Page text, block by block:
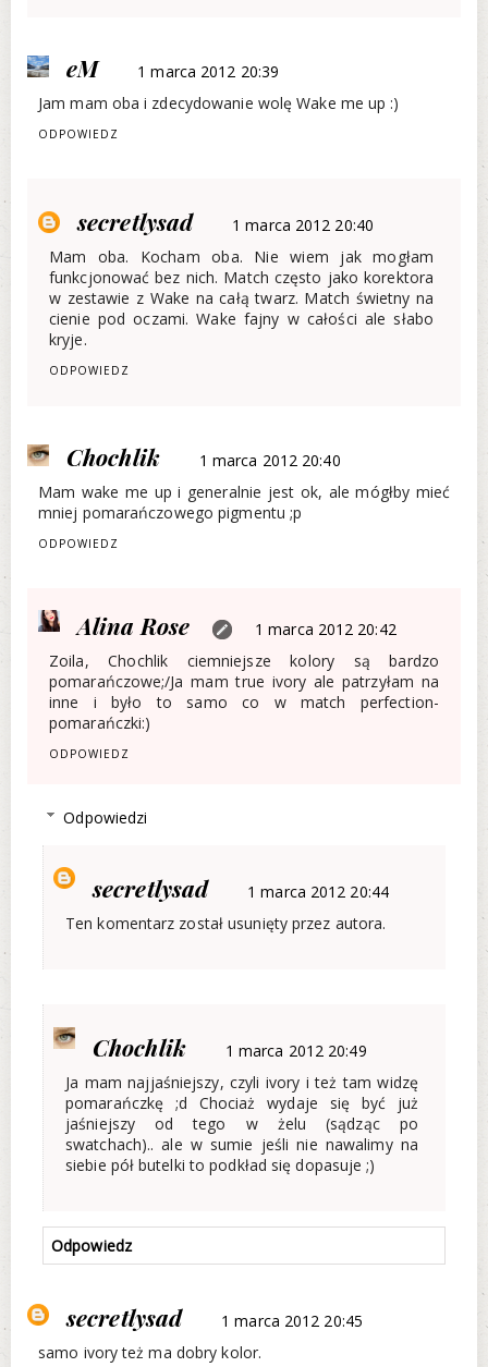
eM
1 marca 2012 20:39
Jam mam oba i zdecydowanie wolę Wake me up :)
ODPOWIEDZ
secretlysad
1 marca 2012 20:40
Mam oba. Kocham oba. Nie wiem jak mogłam
funkcjonować bez nich. Match często jako korektora
w zestawie z Wake na całą twarz. Match świetny na
cienie pod oczami. Wake fajny w całości ale słabo
kryje.
ODPOWIEDZ
Chochlik
1 marca 2012 20:40
Mam wake me up i generalnie jest ok, ale mógłby mieć
mniej pomarańczowego pigmentu ;p
ODPOWIEDZ
Alina Rose
1 marca 2012 20:42
Zoila, Chochlik ciemniejsze kolory są bardzo
pomarańczowe;/Ja mam true ivory ale patrzyłam na
inne i było to samo co w match perfection-
pomarańczki:)
ODPOWIEDZ
Odpowiedzi
secretlysad
1 marca 2012 20:44
Ten komentarz został usunięty przez autora.
Chochlik
1 marca 2012 20:49
Ja mam najjaśniejszy, czyli ivory i też tam widzę
pomarańczkę ;d Chociaż wydaje się być już
jaśniejszy od tego w żelu (sądząc po
swatchach).. ale w sumie jeśli nie nawalimy na
siebie pół butelki to podkład się dopasuje ;)
Odpowiedz
secretlysad
1 marca 2012 20:45
samo ivory też ma dobry kolor.